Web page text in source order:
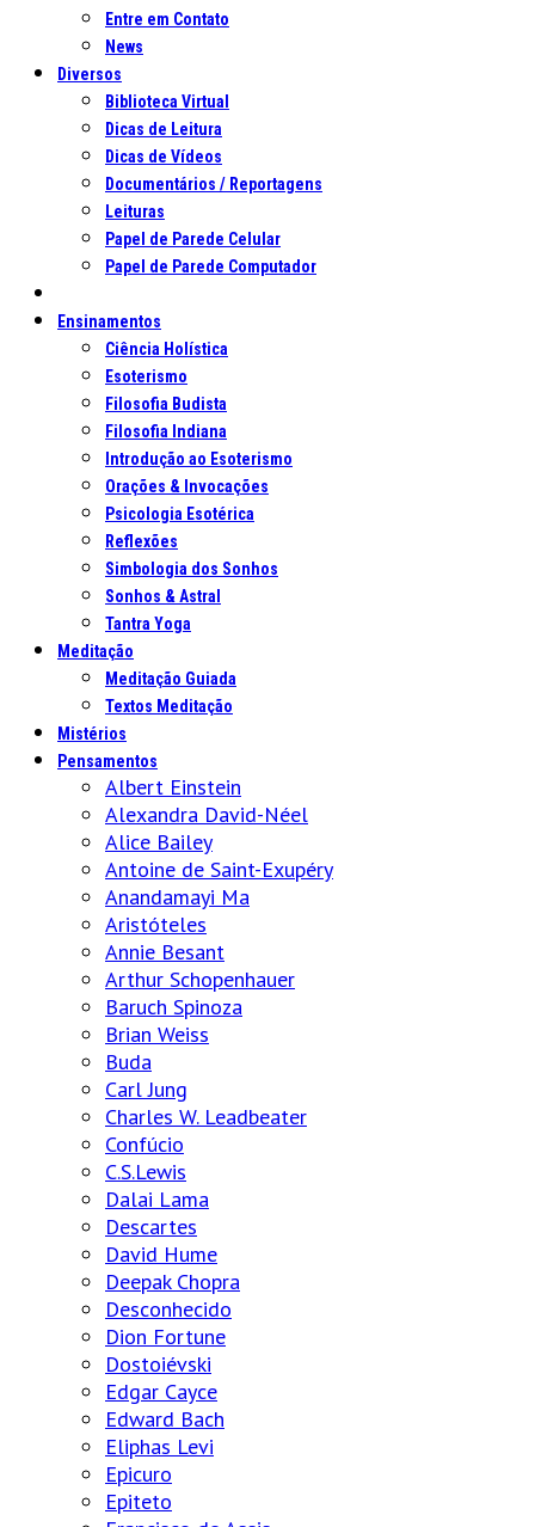
Entre em Contato
News
Diversos
Biblioteca Virtual
Dicas de Leitura
Dicas de Vídeos
Documentários / Reportagens
Leituras
Papel de Parede Celular
Papel de Parede Computador
Ensinamentos
Ciência Holística
Esoterismo
Filosofia Budista
Filosofia Indiana
Introdução ao Esoterismo
Orações & Invocações
Psicologia Esotérica
Reflexões
Simbologia dos Sonhos
Sonhos & Astral
Tantra Yoga
Meditação
Meditação Guiada
Textos Meditação
Mistérios
Pensamentos
Albert Einstein
Alexandra David-Néel
Alice Bailey
Antoine de Saint-Exupéry
Anandamayi Ma
Aristóteles
Annie Besant
Arthur Schopenhauer
Baruch Spinoza
Brian Weiss
Buda
Carl Jung
Charles W. Leadbeater
Confúcio
C.S.Lewis
Dalai Lama
Descartes
David Hume
Deepak Chopra
Desconhecido
Dion Fortune
Dostoiévski
Edgar Cayce
Edward Bach
Eliphas Levi
Epicuro
Epiteto